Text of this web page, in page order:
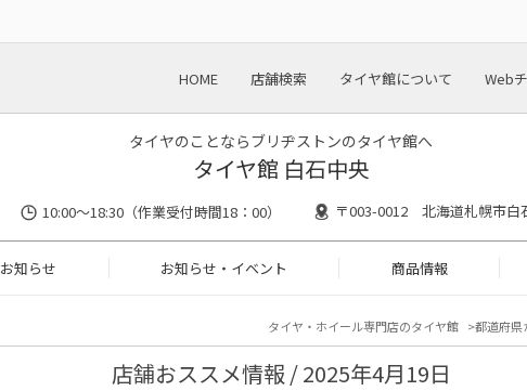
HOME 店舗検索 タイヤ館について Web
タイヤのことならブリヂストンのタイヤ館へ
タイヤ館 白石中央
10:00～18:30（作業受付時間18：00） 〒003-0012 北海道札幌市白
お知らせ お知らせ・イベント 商品情報
タイヤ・ホイール専門店のタイヤ館 都道府県
店舗おススメ情報 / 2025年4月19日